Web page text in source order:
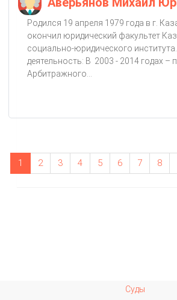
Родился 19 апреля 1979 года в г.
окончил юридический факультет
социально-юридического
деятельность: В 2003 - 2014 годах –
Арбитражного...
1 2 3 4 5 6 7 8
Суды